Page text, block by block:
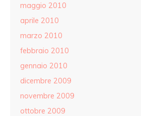
maggio 2010
aprile 2010
marzo 2010
febbraio 2010
gennaio 2010
dicembre 2009
novembre 2009
ottobre 2009